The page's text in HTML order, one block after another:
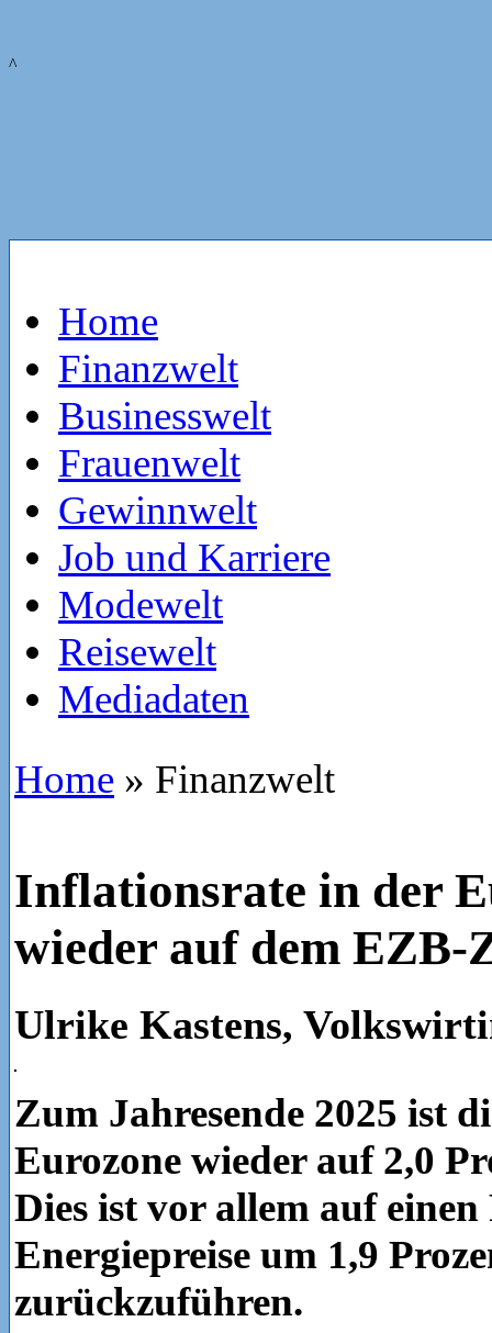
^
Home
Finanzwelt
Businesswelt
Frauenwelt
Gewinnwelt
Job und Karriere
Modewelt
Reisewelt
Mediadaten
Home » Finanzwelt
Inflationsrate in der
wieder auf dem EZB-
Ulrike Kastens,
Zum Jahresende 2025 ist
Eurozone wieder auf 2,0
Dies ist vor allem auf
Energiepreise um 1,9
zurückzuführen.